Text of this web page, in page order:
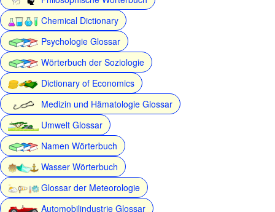
Chemical Dictionary
Psychologie Glossar
Wörterbuch der Soziologie
Dictionary of Economics
Medizin und Hämatologie Glossar
Umwelt Glossar
Namen Wörterbuch
Wasser Wörterbuch
Glossar der Meteorologie
Automobilindustrie Glossar